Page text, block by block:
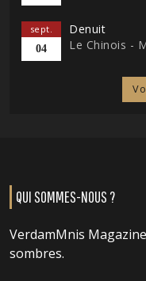
sept.
04
Denuit
Le Chinois -
QUI SOMMES-NOUS ?
VerdamMnis
sombres.